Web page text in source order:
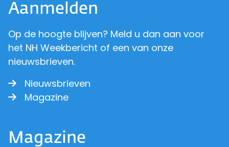
Aanmelden
Op de hoogte blijven? Meld u dan aan voor
het NH Weekbericht of een van onze
nieuwsbrieven.
Nieuwsbrieven
Magazine
Magazine